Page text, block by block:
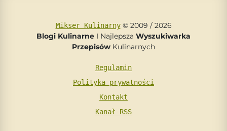
Mikser Kulinarny© 2009 / 2026
Blogi Kulinarne I Najlepsza Wyszukiwarka
Przepisów Kulinarnych
Regulamin
Polityka prywatności
Kontakt
Kanał RSS